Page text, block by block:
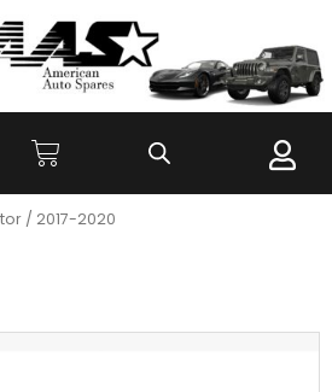
/ 2017-2020